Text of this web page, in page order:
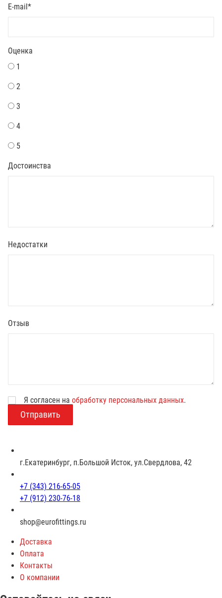
E-mail*
Оценка
1
2
3
4
5
Достоинства
Недостатки
Отзыв
з
Я согласен на обработку персональных данных.
г.Екатеринбург, п.Большой Исток, ул.Свердлова, 42
+7 (343) 216-65-05
+7 (912) 230-76-18
shop@eurofittings.ru
Доставка
Оплата
Контакты
О компании